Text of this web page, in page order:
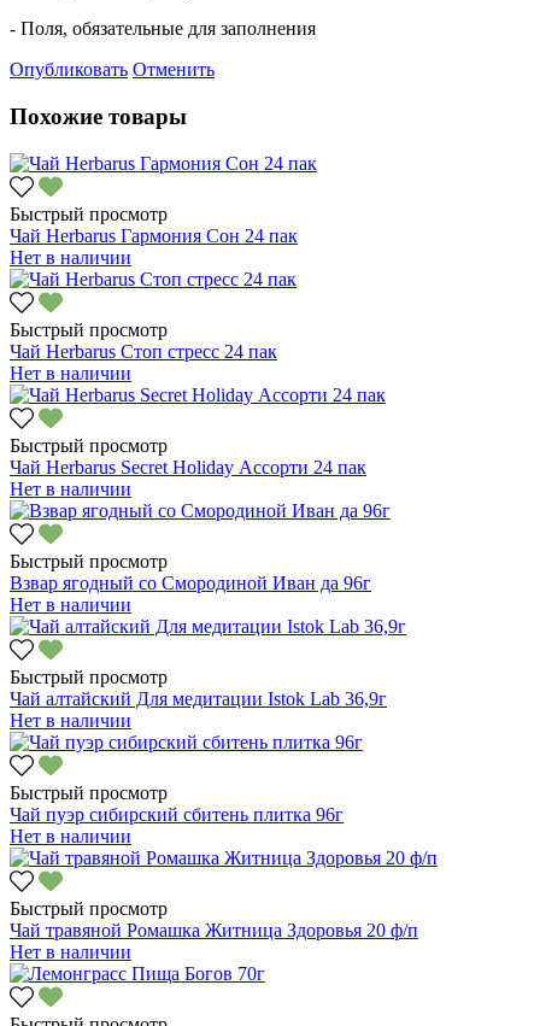
- Поля, обязательные для заполнения
Опубликовать Отменить
Похожие товары
Быстрый просмотр
Чай Herbarus Гармония Сон 24 пак
Нет в наличии
Быстрый просмотр
Чай Herbarus Стоп стресс 24 пак
Нет в наличии
Быстрый просмотр
Чай Herbarus Secret Holiday Ассорти 24 пак
Нет в наличии
Быстрый просмотр
Взвар ягодный со Смородиной Иван да 96г
Нет в наличии
Быстрый просмотр
Чай алтайский Для медитации Istok Lab 36,9г
Нет в наличии
Быстрый просмотр
Чай пуэр сибирский сбитень плитка 96г
Нет в наличии
Быстрый просмотр
Чай травяной Ромашка Житница Здоровья 20 ф/п
Нет в наличии